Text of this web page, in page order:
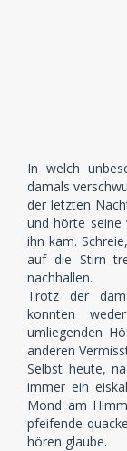
In welch
damals
der letzten
und hörte seine
ihn kam.
auf die Stirn
nachhallen.
Trotz der
konnten
umliegenden
anderen
Selbst heute,
immer ein
Mond am
pfeifende
hören glaube.